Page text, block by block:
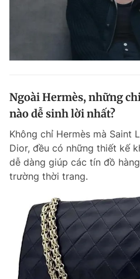
Ngoài Hermès, những
nào dễ sinh lời nhất?
Không chỉ Hermès mà Saint
Dior, đều có những thiết kế
dễ dàng giúp các tín đồ
trường thời trang.